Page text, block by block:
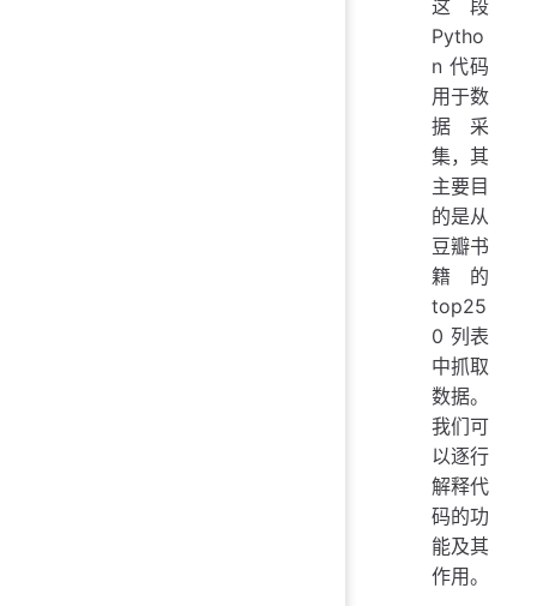
这段
Pytho
n 代码
用于数
据采
集，其
主要目
的是从
豆瓣书
籍的
top25
0 列表
中抓取
数据。
我们可
以逐行
解释代
码的功
能及其
作用。